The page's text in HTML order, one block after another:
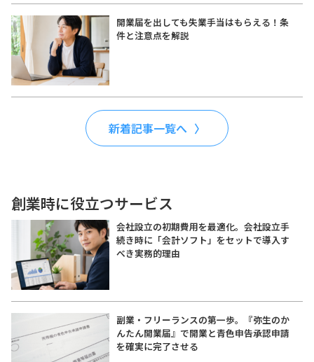
開業届を出しても失業手当はもらえる！条
件と注意点を解説
新着記事一覧へ
創業時に役立つサービス
会社設立の初期費用を最適化。会社設立手
続き時に「会計ソフト」をセットで導入す
べき実務的理由
副業・フリーランスの第一歩。『弥生のか
んたん開業届』で開業と青色申告承認申請
を確実に完了させる